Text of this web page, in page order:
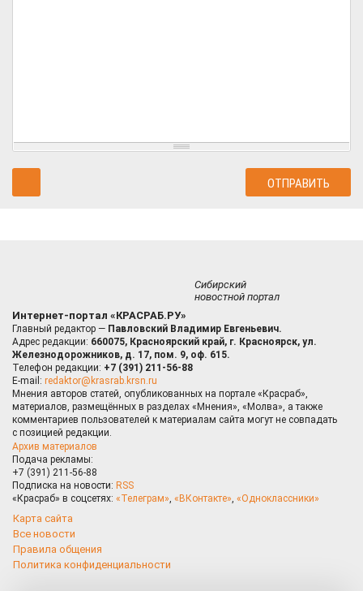
Сибирский
новостной портал
Интернет-портал «КРАСРАБ.РУ»
Главный редактор — Павловский Владимир Евгеньевич.
Адрес редакции: 660075, Красноярский край, г. Красноярск, ул.
Железнодорожников, д. 17, пом. 9, оф. 615.
Телефон редакции: +7 (391) 211-56-88
E-mail: redaktor@krasrab.krsn.ru
Мнения авторов статей, опубликованных на портале «Красраб»,
материалов, размещённых в разделах «Мнения», «Молва», а также
комментариев пользователей к материалам сайта могут не совпадать
с позицией редакции.
Архив материалов
Подача рекламы:
+7 (391) 211-56-88
Подписка на новости: RSS
«Красраб» в соцсетях: «Телеграм», «ВКонтакте», «Одноклассники»
Карта сайта
Все новости
Правила общения
Политика конфиденциальности